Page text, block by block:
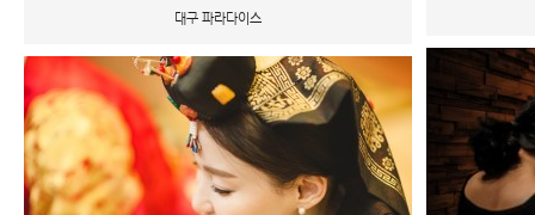
대구 파라다이스